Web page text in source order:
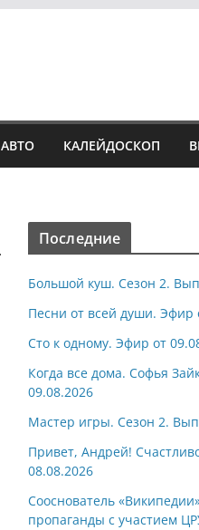
АВТО КАЛЕЙДОСКОП
Последние
Большой куш. Сезон 2.
Песни от всей души. Эфир
Сто к одному. Эфир от
Когда все дома. Софья
09.08.2026
Мастер игры. Сезон 2.
Привет, Андрей!
08.08.2026
Сооснователь
пропаганды с участием